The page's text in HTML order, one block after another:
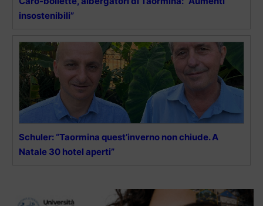
insostenibili”
Schuler: “Taormina quest’inverno non chiude. A
Natale 30 hotel aperti”